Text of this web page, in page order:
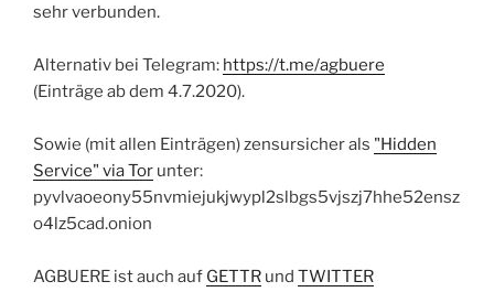
sehr verbunden.
Alternativ bei Telegram: https://t.me/agbuere
(Einträge ab dem 4.7.2020).
Sowie (mit allen Einträgen) zensursicher als "Hidden
Service" via Tor unter:
pyvlvaoeony55nvmiejukjwypl2slbgs5vjszj7hhe52ensz
o4lz5cad.onion
AGBUERE ist auch auf GETTR und TWITTER